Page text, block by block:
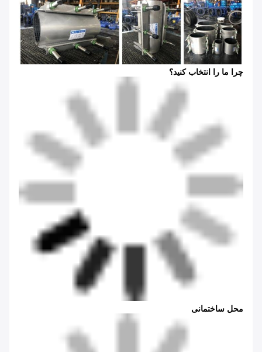
چرا ما را انتخاب کنید؟
محل ساختمانی